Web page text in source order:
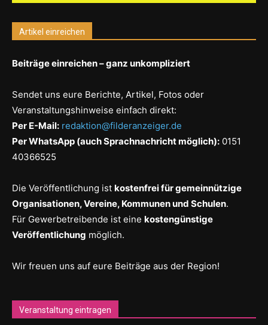
Artikel einreichen
Beiträge einreichen – ganz unkompliziert
Sendet uns eure Berichte, Artikel, Fotos oder
Veranstaltungshinweise einfach direkt:
Per E-Mail: redaktion@filderanzeiger.de
Per WhatsApp (auch Sprachnachricht möglich): 0151
40366525
Die Veröffentlichung ist kostenfrei für gemeinnützige
Organisationen, Vereine, Kommunen und Schulen.
Für Gewerbetreibende ist eine kostengünstige
Veröffentlichung möglich.
Wir freuen uns auf eure Beiträge aus der Region!
Veranstaltung eintragen